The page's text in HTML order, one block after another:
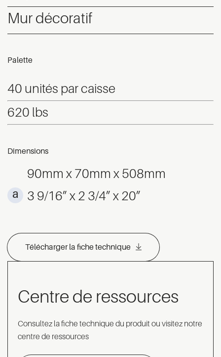
Mur décoratif
Palette
40 unités par caisse
620 lbs
Dimensions
90mm x 70mm x 508mm
3 9/16” x 2 3/4” x 20”
Télécharger la fiche technique
Centre de ressources
Consultez la fiche technique du produit ou visitez notre
centre de ressources